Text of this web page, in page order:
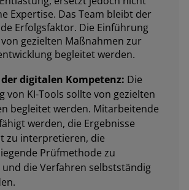
Expertise. Das Team bleibt der
Erfolgsfaktor. Die Einführung
gezielten Maßnahmen zur
begleitet werden.
digitalen Kompetenz: Die
von KI-Tools sollte von gezielten
begleitet werden. Mitarbeitende
werden, die Ergebnisse
zu interpretieren, die
Prüfmethode zu
die Verfahren selbstständig